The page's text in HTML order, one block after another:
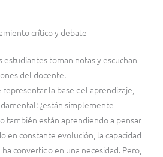
estudiantes toman notas y escuchan
del docente.
representar la base del aprendizaje,
¿están simplemente
también están aprendiendo a pensar
en constante evolución, la capacidad
convertido en una necesidad. Pero,